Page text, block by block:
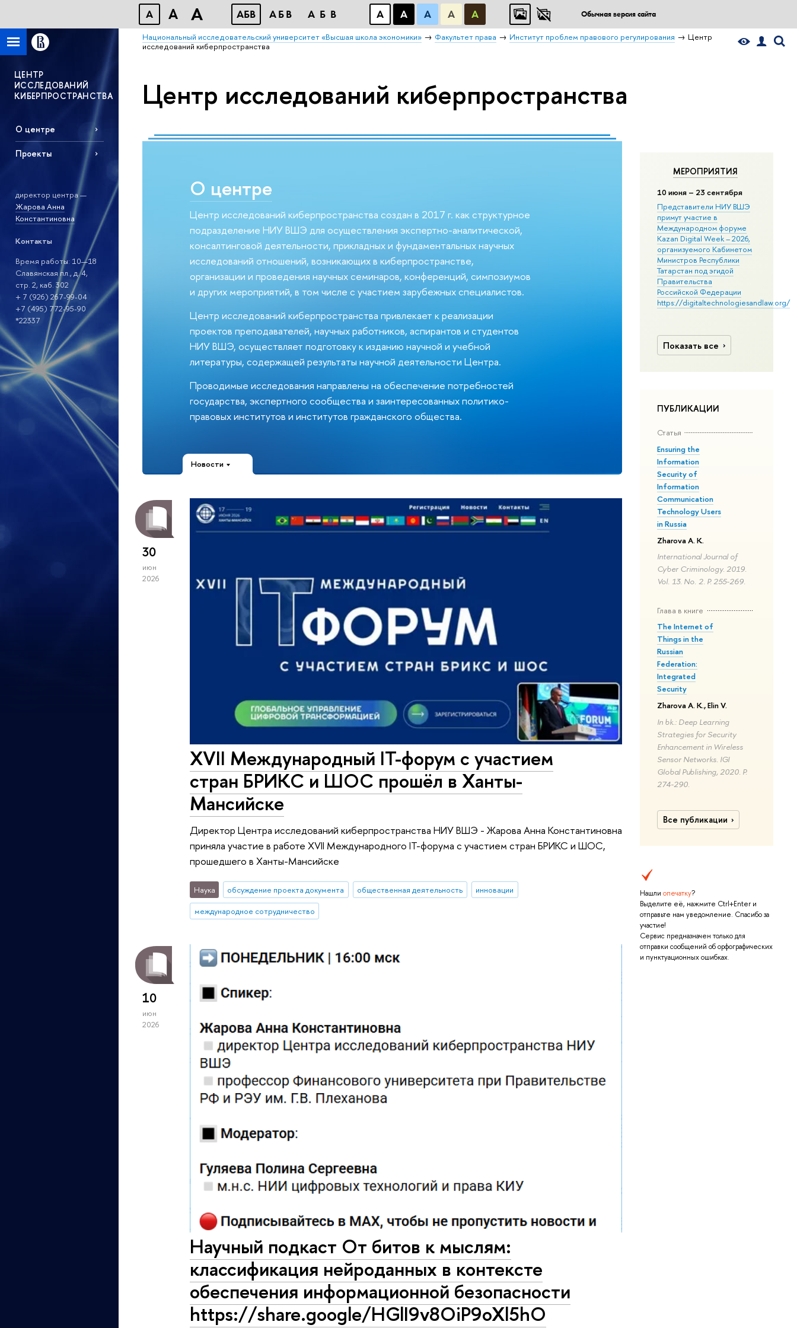
A A A АБВ АБВ АБВ А А А А А Обычная версия сайта
Национальный исследовательский университет «Высшая школа экономики» Факультет права Институт проблем правового регулирования
Центр
исследований киберпространства
ЦЕНТР
ИССЛЕДОВАНИЙ
КИБЕРПРОСТРАНСТВА
О центре
Проекты
директор центра —
Жарова Анна
Константиновна
Контакты
Время работы: 10—18
Славянская пл., д. 4,
стр. 2, каб. 302
+ 7 (926) 267-99-04
+7 (495) 772-95-90
*22337
Центр исследований киберпространства
МЕРОПРИЯТИЯ
10 июня – 23 сентября
Представители НИУ ВШЭ
примут участие в
Международном форуме
Kazan Digital Week – 2026,
организуемого Кабинетом
Министров Республики
Татарстан под эгидой
Правительства
Российской Федерации
https://digitaltechnologiesandlaw.org/
Показать все
ПУБЛИКАЦИИ
Статья
Ensuring the
Information
Security of
Information
Communication
Technology Users
in Russia
Zharova A. K.
International Journal of
Cyber Criminology. 2019.
Vol. 13. No. 2. P. 255-269.
Глава в книге
The Internet of
Things in the
Russian
Federation:
Integrated
Security
Zharova A. K., Elin V.
In bk.: Deep Learning
Strategies for Security
Enhancement in Wireless
Sensor Networks. IGI
Global Publishing, 2020. P.
274-290.
Все публикации
Нашли опечатку?
Выделите её, нажмите Ctrl+Enter и
отправьте нам уведомление. Спасибо за
участие!
Сервис предназначен только для
отправки сообщений об орфографических
и пунктуационных ошибках.
О центре
Центр исследований киберпространства создан в 2017 г. как структурное
подразделение НИУ ВШЭ для осуществления экспертно-аналитической,
консалтинговой деятельности, прикладных и фундаментальных научных
исследований отношений, возникающих в киберпространстве,
организации и проведения научных семинаров, конференций, симпозиумов
и других мероприятий, в том числе с участием зарубежных специалистов.
Центр исследований киберпространства привлекает к реализации
проектов преподавателей, научных работников, аспирантов и студентов
НИУ ВШЭ, осуществляет подготовку к изданию научной и учебной
литературы, содержащей результаты научной деятельности Центра.
Проводимые исследования направлены на обеспечение потребностей
государства, экспертного сообщества и заинтересованных политико-
правовых институтов и институтов гражданского общества.
Новости
30
июн
2026
XVII Международный IT-форум с участием
стран БРИКС и ШОС прошёл в Ханты-
Мансийске
Директор Центра исследований киберпространства НИУ ВШЭ - Жарова Анна Константиновна
приняла участие в работе XVII Международного IT-форума с участием стран БРИКС и ШОС,
прошедшего в Ханты-Мансийске
Наука обсуждение проекта документа общественная деятельность
инновации
международное сотрудничество
10
июн
2026
Научный подкаст От битов к мыслям:
классификация нейроданных в контексте
обеспечения информационной безопасности
https://share.google/HGlI9v8OiP9oXl5hO